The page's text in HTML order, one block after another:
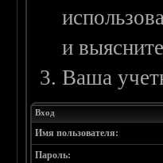
и
Ваша
Вход
Имя пользователя:
Пароль: